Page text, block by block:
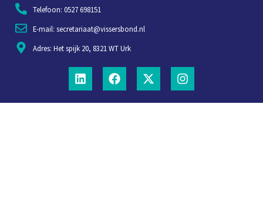
Telefoon: 0527 698151
E-mail: secretariaat@vissersbond.nl
Adres: Het spijk 20, 8321 WT Urk